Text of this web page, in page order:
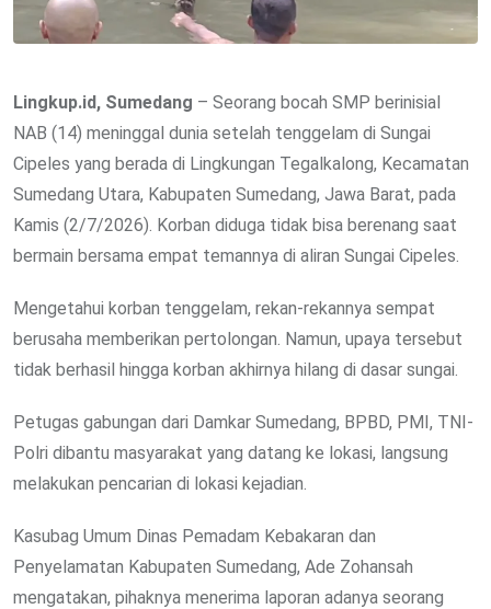
Lingkup.id, Sumedang – Seorang bocah SMP berinisial
NAB (14) meninggal dunia setelah tenggelam di Sungai
Cipeles yang berada di Lingkungan Tegalkalong, Kecamatan
Sumedang Utara, Kabupaten Sumedang, Jawa Barat, pada
Kamis (2/7/2026). Korban diduga tidak bisa berenang saat
bermain bersama empat temannya di aliran Sungai Cipeles.
Mengetahui korban tenggelam, rekan-rekannya sempat
berusaha memberikan pertolongan. Namun, upaya tersebut
tidak berhasil hingga korban akhirnya hilang di dasar sungai.
Petugas gabungan dari Damkar Sumedang, BPBD, PMI, TNI-
Polri dibantu masyarakat yang datang ke lokasi, langsung
melakukan pencarian di lokasi kejadian.
Kasubag Umum Dinas Pemadam Kebakaran dan
Penyelamatan Kabupaten Sumedang, Ade Zohansah
mengatakan, pihaknya menerima laporan adanya seorang